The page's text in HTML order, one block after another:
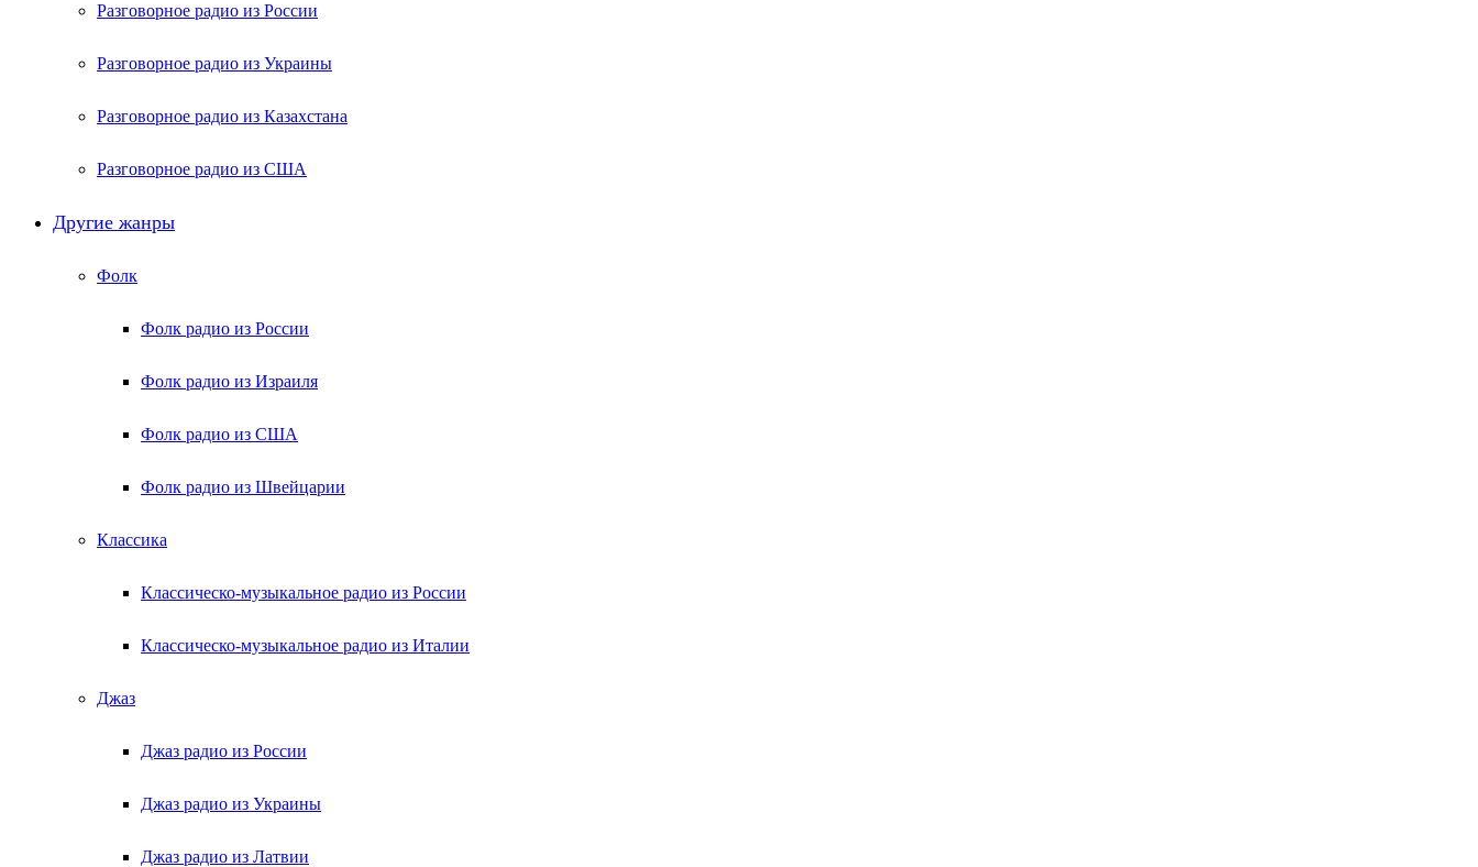
Разговорное радио из России
Разговорное радио из Украины
Разговорное радио из Казахстана
Разговорное радио из США
Другие жанры
Фолк
Фолк радио из России
Фолк радио из Израиля
Фолк радио из США
Фолк радио из Швейцарии
Классика
Классическо-музыкальное радио из России
Классическо-музыкальное радио из Италии
Джаз
Джаз радио из России
Джаз радио из Украины
Джаз радио из Латвии